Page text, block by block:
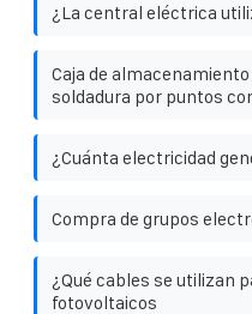
¿La central eléctrica
Caja de
soldadura por puntos
¿Cuánta electricidad
Compra de grupos
¿Qué cables se utilizan
fotovoltaicos